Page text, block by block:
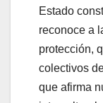
Estado
reconoce a
protección,
colectivos
que afirma